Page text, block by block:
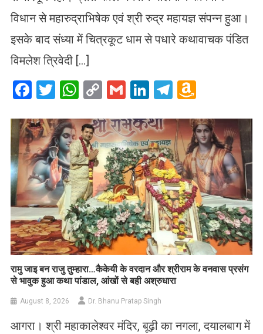
विधान से महारुद्राभिषेक एवं श्री रुद्र महायज्ञ संपन्न हुआ।
इसके बाद संध्या में चित्रकूट धाम से पधारे कथावाचक पंडित
विमलेश त्रिवेदी […]
Facebook
Twitter
WhatsApp
CopyGmailLinkedIn
Telegram
List
रामु जाइ बन राजु तुम्हारा…कैकेयी के वरदान और श्रीराम के वनवास प्रसंग
से भावुक हुआ कथा पांडाल, आंखों से बही अश्रुधारा
August 8, 2026 Dr. Bhanu Pratap Singh
आगरा। श्री महाकालेश्वर मंदिर, बूढ़ी का नगला, दयालबाग में